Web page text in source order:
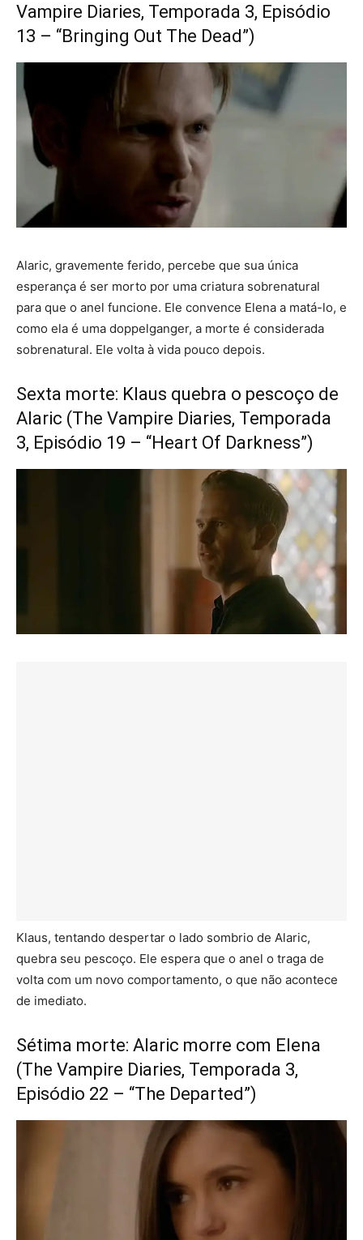
Vampire Diaries, Temporada 3, Episódio
13 – “Bringing Out The Dead”)
Alaric, gravemente ferido, percebe que sua única
esperança é ser morto por uma criatura sobrenatural
para que o anel funcione. Ele convence Elena a matá-lo, e
como ela é uma doppelganger, a morte é considerada
sobrenatural. Ele volta à vida pouco depois.
Sexta morte: Klaus quebra o pescoço de
Alaric (The Vampire Diaries, Temporada
3, Episódio 19 – “Heart Of Darkness”)
Klaus, tentando despertar o lado sombrio de Alaric,
quebra seu pescoço. Ele espera que o anel o traga de
volta com um novo comportamento, o que não acontece
de imediato.
Sétima morte: Alaric morre com Elena
(The Vampire Diaries, Temporada 3,
Episódio 22 – “The Departed”)